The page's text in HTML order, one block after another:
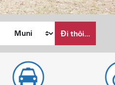
Đi thôi...